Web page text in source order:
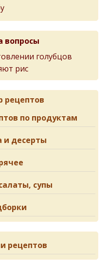
вопросы
голубцов
рис
рецептов
по продуктам
и десерты
супы
рецептов